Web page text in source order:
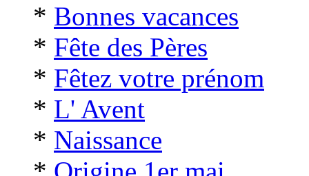
* Bonnes vacances
* Fête des Pères
* Fêtez votre prénom
* L' Avent
* Naissance